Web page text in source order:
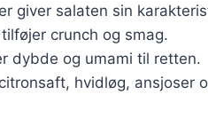
giver salaten sin
crunch og smag.
dybde og umami til retten.
hvidløg, ansjoser